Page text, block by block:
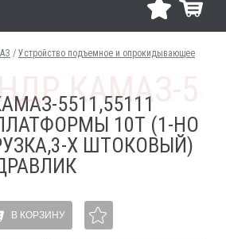
/ Устройство подъемное и опрокидывающее
5511,55111
10Т (1-НО
Х ШТОКОВЫЙ)
В КОРЗИНУ